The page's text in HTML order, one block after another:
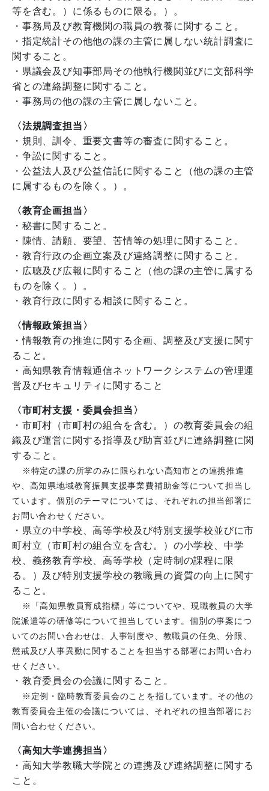
等を含む。）に係るものに限る。）。
・事務局及び教育機関の職員の教養に関すること。
・指定統計その他他の課の主管に属しない統計調査に
関すること。
・県議会及び知事部局その他執行機関並びに文部科学
省との連絡調整に関すること。
・事務局の他の課の主管に属しないこと。
〈法規調査担当〉
・規則、訓令、重要文書等の審査に関すること。
・争訟に関すること。
・公益法人及び公益信託に関すること（他の課の主管
に属するものを除く。）。
〈教育企画担当〉
・秘書に関すること。
・陳情、請願、要望、苦情等の処理に関すること。
・教育行政の企画立案及び連絡調整に関すること。
・広聴及び広報に関すること（他の課の主管に属する
ものを除く。）。
・教育行政に関する相談に関すること。
〈情報政策担当〉
・情報教育の推進に関する企画、調整及び支援に関す
ること。
・高知県教育情報通信ネットワークシステムの管理運
営及びセキュリティに関すること
〈市町村支援・委員会担当〉
・市町村（市町村の組合を含む。）の教育委員会の組
織及び運営に関する指導及び助言並びに連絡調整に関
すること。
※特定の課の所掌のみに限られない高知市との連携推進
や、高知県地域教育振興支援事業費補助金等について担当し
ています。個別のテーマについては、それぞれの担当部署に
お問い合わせください。
・県立の中学校、高等学校及び特別支援学校並びに市
町村立（市町村の組合立を含む。）の小学校、中学
校、義務教育学校、高等学校（定時制の課程に限
る。）及び特別支援学校の教職員の資質の向上に関す
ること。
※「高知県教員育成指標」等についてや、現職教員の大学
院派遣等の研修等について担当しています。個別の事案につ
いてのお問い合わせは、人事制度や、教職員の任免、分限、
懲戒及び人事異動に関することを担当する部署にお問い合わ
せください。
・教育委員会の会議に関すること。
※定例・臨時教育委員会のことを指しています。その他の
教育委員会主催の会議については、それぞれの担当部署にお
問い合わせください。
〈高知大学連携担当〉
・高知大学教職大学院との連携及び連絡調整に関する
こと。